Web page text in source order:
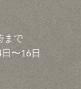
まで
〜16日